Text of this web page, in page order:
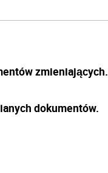
zmieniających.
dokumentów.